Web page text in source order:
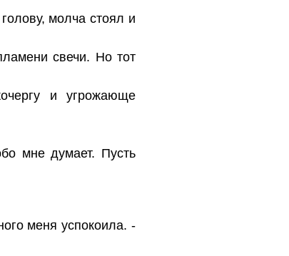
молча стоял и
свечи. Но тот
и угрожающе
мне думает. Пусть
меня успокоила. -